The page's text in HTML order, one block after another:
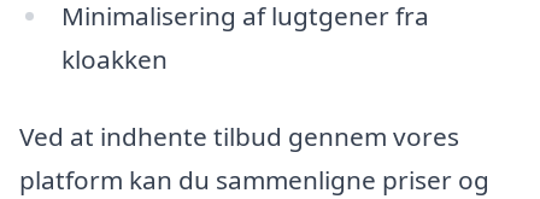
Minimalisering af lugtgener fra
kloakken
Ved at indhente tilbud gennem vores
platform kan du sammenligne priser og